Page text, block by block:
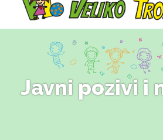
Javni pozivi i